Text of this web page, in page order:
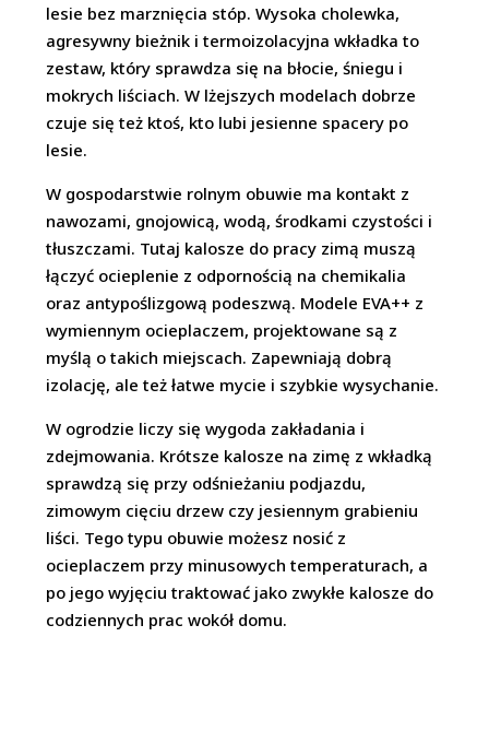
lesie bez marznięcia stóp. Wysoka cholewka,
agresywny bieżnik i termoizolacyjna wkładka to
zestaw, który sprawdza się na błocie, śniegu i
mokrych liściach. W lżejszych modelach dobrze
czuje się też ktoś, kto lubi jesienne spacery po
lesie.
W gospodarstwie rolnym obuwie ma kontakt z
nawozami, gnojowicą, wodą, środkami czystości i
tłuszczami. Tutaj kalosze do pracy zimą muszą
łączyć ocieplenie z odpornością na chemikalia
oraz antypoślizgową podeszwą. Modele EVA++ z
wymiennym ocieplaczem, projektowane są z
myślą o takich miejscach. Zapewniają dobrą
izolację, ale też łatwe mycie i szybkie wysychanie.
W ogrodzie liczy się wygoda zakładania i
zdejmowania. Krótsze kalosze na zimę z wkładką
sprawdzą się przy odśnieżaniu podjazdu,
zimowym cięciu drzew czy jesiennym grabieniu
liści. Tego typu obuwie możesz nosić z
ocieplaczem przy minusowych temperaturach, a
po jego wyjęciu traktować jako zwykłe kalosze do
codziennych prac wokół domu.